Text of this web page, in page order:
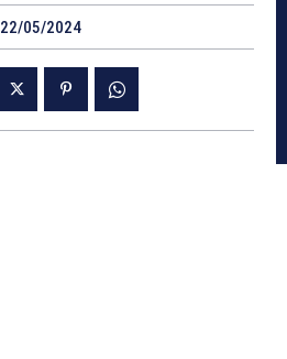
22/05/2024